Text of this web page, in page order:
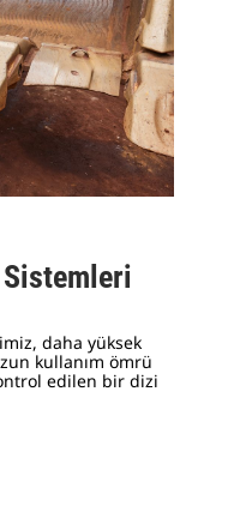
Sistemleri
daha yüksek
kullanım ömrü
edilen bir dizi